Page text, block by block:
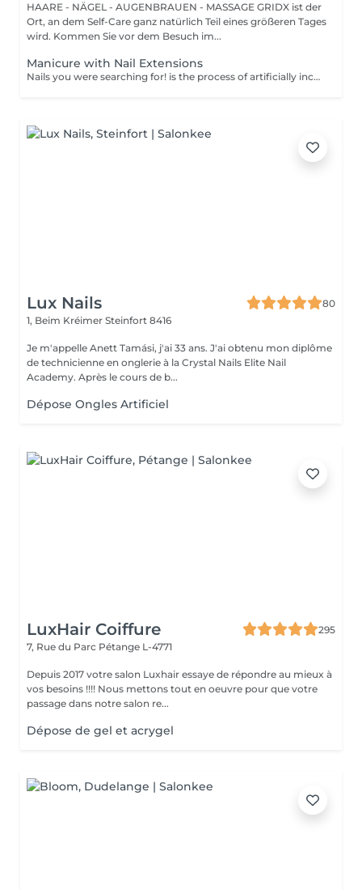
HAARE - NÄGEL - AUGENBRAUEN - MASSAGE GRIDX ist der
Ort, an dem Self-Care ganz natürlich Teil eines größeren Tages
wird. Kommen Sie vor dem Besuch im...
Manicure with Nail Extensions
Nails you were searching for! is the process of artificially increasing the length of the nail using polygel material in order to correct the defects of the natural nail delamination and weakness of the nail plate. Our masters do edged, hardware, or combined manicure. How is polygel extension done? - removal of old semi-permanent (if needed) - rough skin is removed - the shape of the nail plate is corrected - the cuticle and side ridges are corrected - polygel is applied - semi-permanent nail polish is applied - cuticle oil and hand cream are applied Age restrictions: recommended to do from 16 years. Post procedure recommendations: there are no post recommendations for this procedure. Frequency: once in 3 weeks.
Lux Nails
80
1, Beim Kréimer Steinfort 8416
Je m'appelle Anett Tamási, j'ai 33 ans. J'ai obtenu mon diplôme
de technicienne en onglerie à la Crystal Nails Elite Nail
Academy. Après le cours de b...
Dépose Ongles Artificiel
LuxHair Coiffure
295
7, Rue du Parc Pétange L-4771
Depuis 2017 votre salon Luxhair essaye de répondre au mieux à
vos besoins !!!! Nous mettons tout en oeuvre pour que votre
passage dans notre salon re...
Dépose de gel et acrygel